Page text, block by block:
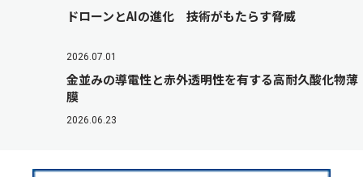
ドローンとAIの進化 技術がもたらす脅威
2026.07.01
金並みの導電性と赤外透明性を有する高耐久酸化物薄
膜
2026.06.23